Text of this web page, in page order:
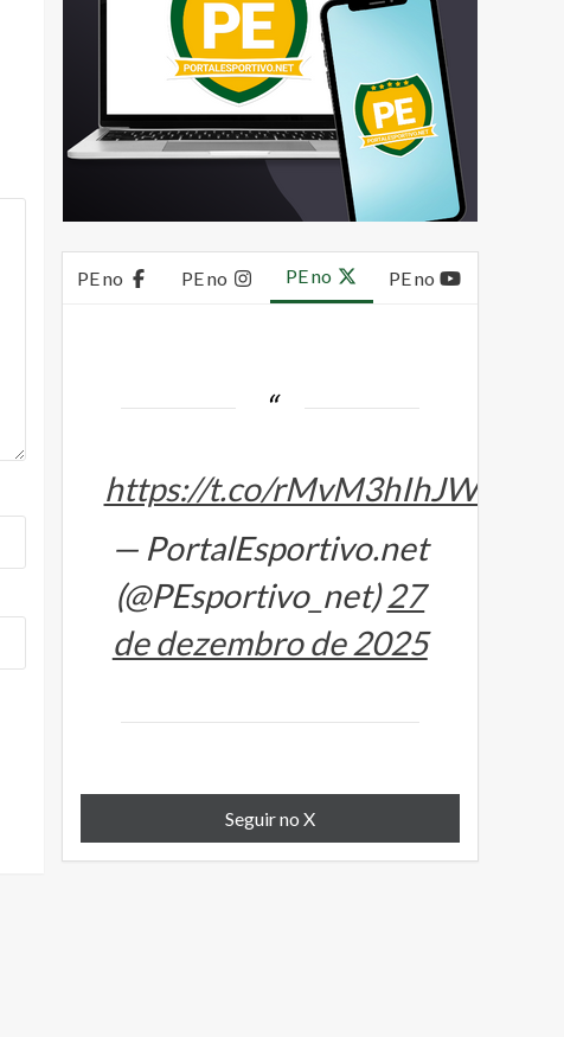
PE no PE no PE no PE no
https://t.co/rMvM3hIhJW
— PortalEsportivo.net
(@PEsportivo_net)27
de dezembro de 2025
Seguir no X